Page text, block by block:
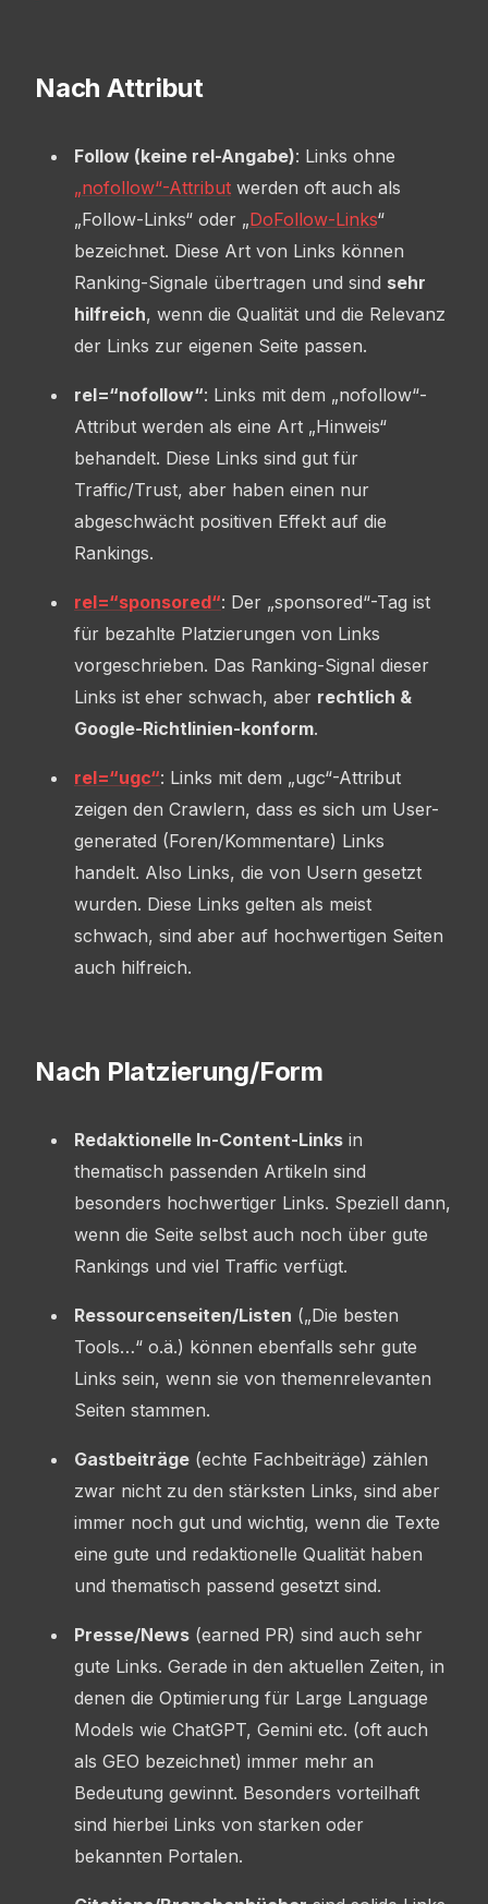
Nach Attribut
Follow (keine rel-Angabe): Links ohne
„nofollow“-Attribut werden oft auch als
„Follow-Links“ oder „DoFollow-Links“
bezeichnet. Diese Art von Links können
Ranking-Signale übertragen und sind sehr
hilfreich, wenn die Qualität und die Relevanz
der Links zur eigenen Seite passen.
rel=“nofollow“: Links mit dem „nofollow“-
Attribut werden als eine Art „Hinweis“
behandelt. Diese Links sind gut für
Traffic/Trust, aber haben einen nur
abgeschwächt positiven Effekt auf die
Rankings.
rel=“sponsored“: Der „sponsored“-Tag ist
für bezahlte Platzierungen von Links
vorgeschrieben. Das Ranking-Signal dieser
Links ist eher schwach, aber rechtlich &
Google-Richtlinien-konform.
rel=“ugc“: Links mit dem „ugc“-Attribut
zeigen den Crawlern, dass es sich um User-
generated (Foren/Kommentare) Links
handelt. Also Links, die von Usern gesetzt
wurden. Diese Links gelten als meist
schwach, sind aber auf hochwertigen Seiten
auch hilfreich.
Nach Platzierung/Form
Redaktionelle In-Content-Links in
thematisch passenden Artikeln sind
besonders hochwertiger Links. Speziell dann,
wenn die Seite selbst auch noch über gute
Rankings und viel Traffic verfügt.
Ressourcenseiten/Listen („Die besten
Tools…“ o.ä.) können ebenfalls sehr gute
Links sein, wenn sie von themenrelevanten
Seiten stammen.
Gastbeiträge (echte Fachbeiträge) zählen
zwar nicht zu den stärksten Links, sind aber
immer noch gut und wichtig, wenn die Texte
eine gute und redaktionelle Qualität haben
und thematisch passend gesetzt sind.
Presse/News (earned PR) sind auch sehr
gute Links. Gerade in den aktuellen Zeiten, in
denen die Optimierung für Large Language
Models wie ChatGPT, Gemini etc. (oft auch
als GEO bezeichnet) immer mehr an
Bedeutung gewinnt. Besonders vorteilhaft
sind hierbei Links von starken oder
bekannten Portalen.